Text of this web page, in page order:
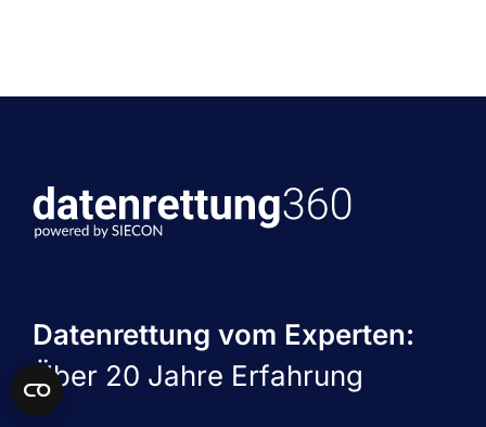
Datenrettung vom Experten:
Über 20 Jahre Erfahrung